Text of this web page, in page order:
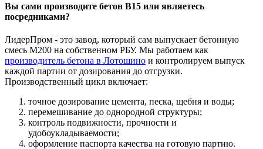
Вы сами производите бетон В15 или являетесь
посредниками?
ЛидерПром - это завод, который сам выпускает бетонную
смесь М200 на собственном РБУ. Мы работаем как
производитель бетона в Лотошино и контролируем выпуск
каждой партии от дозирования до отгрузки.
Производственный цикл включает:
точное дозирование цемента, песка, щебня и воды;
перемешивание до однородной структуры;
контроль подвижности, прочности и
удобоукладываемости;
оформление паспорта качества на готовую партию.